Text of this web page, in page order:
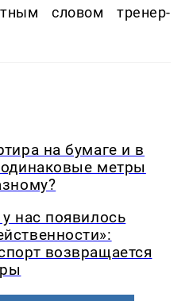
словом тренер-
на бумаге и в
метры
нас появилось
возвращается